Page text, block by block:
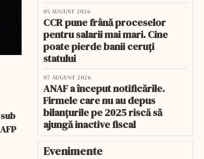
05 AUGUST 2026
CCR pune frână proceselor
pentru salarii mai mari. Cine
poate pierde banii ceruți
statului
07 AUGUST 2026
ANAF a început notificările.
Firmele care nu au depus
bilanțurile pe 2025 riscă să
ajungă inactive fiscal
Evenimente